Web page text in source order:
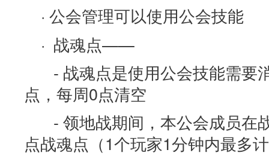
· 公会管理可以使用公会技能
· 战魂点——
- 战魂点是使用公会技能需要
点，每周0点清空
- 领地战期间，本公会成员在
点战魂点（1个玩家1分钟内最多